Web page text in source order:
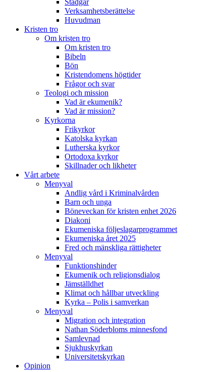
Verksamhetsberättelse
Huvudman
Kristen tro
Om kristen tro
Om kristen tro
Bibeln
Bön
Kristendomens högtider
Frågor och svar
Teologi och mission
Vad är ekumenik?
Vad är mission?
Kyrkorna
Frikyrkor
Katolska kyrkan
Lutherska kyrkor
Ortodoxa kyrkor
Skillnader och likheter
Vårt arbete
Menyval
Andlig vård i Kriminalvården
Barn och unga
Böneveckan för kristen enhet 2026
Diakoni
Ekumeniska följeslagarprogrammet
Ekumeniska året 2025
Fred och mänskliga rättigheter
Menyval
Funktionshinder
Ekumenik och religionsdialog
Jämställdhet
Klimat och hållbar utveckling
Kyrka – Polis i samverkan
Menyval
Migration och integration
Nathan Söderbloms minnesfond
Samlevnad
Sjukhuskyrkan
Universitetskyrkan
Opinion